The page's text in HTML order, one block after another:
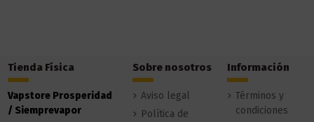
Tienda Física
Vapstore Prosperidad
/ Siemprevapor
Sobre nosotros
Aviso legal
Política de
Información
Términos y
condiciones